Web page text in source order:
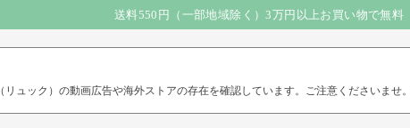
送料550円（一部地域除く）3万円以上お買い物で無料
ュック）の動画広告や海外ストアの存在を確認しています。ご注意くださいませ。